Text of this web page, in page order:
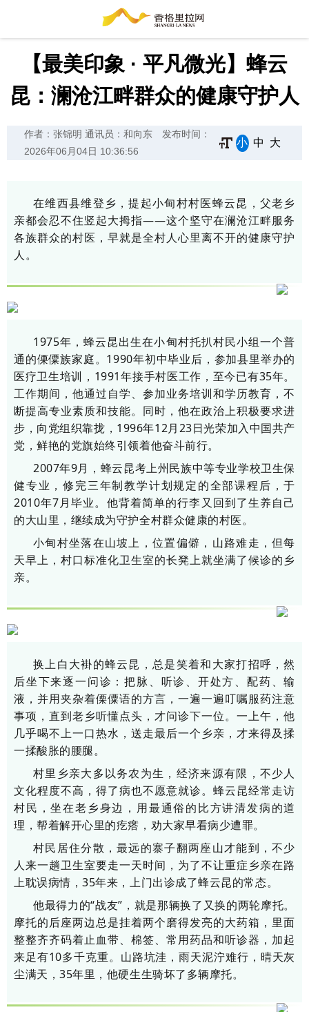
【最美印象 · 平凡微光】蜂云
昆：澜沧江畔群众的健康守护人
作者：张锦明 通讯员：和向东
发布时间：
2026年06月04日 10:36:56
小 中 大
在维西县维登乡，提起小甸村村医蜂云昆，父老乡
亲都会忍不住竖起大拇指——这个坚守在澜沧江畔服务
各族群众的村医，早就是全村人心里离不开的健康守护
人。
1975年，蜂云昆出生在小甸村托扒村民小组一个普
通的傈僳族家庭。1990年初中毕业后，参加县里举办的
医疗卫生培训，1991年接手村医工作，至今已有35年。
工作期间，他通过自学、参加业务培训和学历教育，不
断提高专业素质和技能。同时，他在政治上积极要求进
步，向党组织靠拢，1996年12月23日光荣加入中国共产
党，鲜艳的党旗始终引领着他奋斗前行。
2007年9月，蜂云昆考上州民族中等专业学校卫生保
健专业，修完三年制教学计划规定的全部课程后，于
2010年7月毕业。他背着简单的行李又回到了生养自己
的大山里，继续成为守护全村群众健康的村医。
小甸村坐落在山坡上，位置偏僻，山路难走，但每
天早上，村口标准化卫生室的长凳上就坐满了候诊的乡
亲。
换上白大褂的蜂云昆，总是笑着和大家打招呼，然
后坐下来逐一问诊：把脉、听诊、开处方、配药、输
液，并用夹杂着傈僳语的方言，一遍一遍叮嘱服药注意
事项，直到老乡听懂点头，才问诊下一位。一上午，他
几乎喝不上一口热水，送走最后一个乡亲，才来得及揉
一揉酸胀的腰腿。
村里乡亲大多以务农为生，经济来源有限，不少人
文化程度不高，得了病也不愿意就诊。蜂云昆经常走访
村民，坐在老乡身边，用最通俗的比方讲清发病的道
理，帮着解开心里的疙瘩，劝大家早看病少遭罪。
村民居住分散，最远的寨子翻两座山才能到，不少
人来一趟卫生室要走一天时间，为了不让重症乡亲在路
上耽误病情，35年来，上门出诊成了蜂云昆的常态。
他最得力的“战友”，就是那辆换了又换的两轮摩托。
摩托的后座两边总是挂着两个磨得发亮的大药箱，里面
整整齐齐码着止血带、棉签、常用药品和听诊器，加起
来足有10多千克重。山路坑洼，雨天泥泞难行，晴天灰
尘满天，35年里，他硬生生骑坏了多辆摩托。